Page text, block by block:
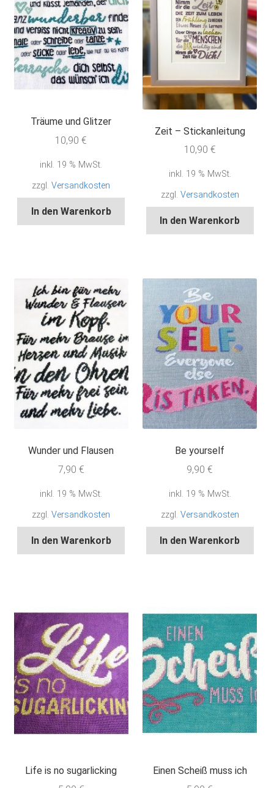
Träume und Glitzer
10,90€
inkl. 19 % MwSt.
zzgl.Versandkosten
In den Warenkorb
Zeit – Stickanleitung
10,90 €
inkl. 19 % MwSt.
zzgl. Versandkosten
In den Warenkorb
Wunder und Flausen
7,90 €
inkl. 19 % MwSt.
zzgl.Versandkosten
In den Warenkorb
Be yourself
9,90€
inkl. 19 % MwSt.
zzgl. Versandkosten
In den Warenkorb
Life is no sugarlicking
Einen Scheiß muss ich